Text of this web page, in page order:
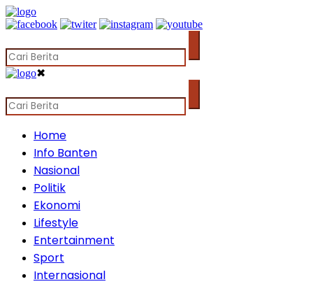
✖
Home
Info Banten
Nasional
Politik
Ekonomi
Lifestyle
Entertainment
Sport
Internasional